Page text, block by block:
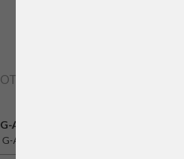
OTROS VINOS CON MERLOT
G-Acte
G-Acte